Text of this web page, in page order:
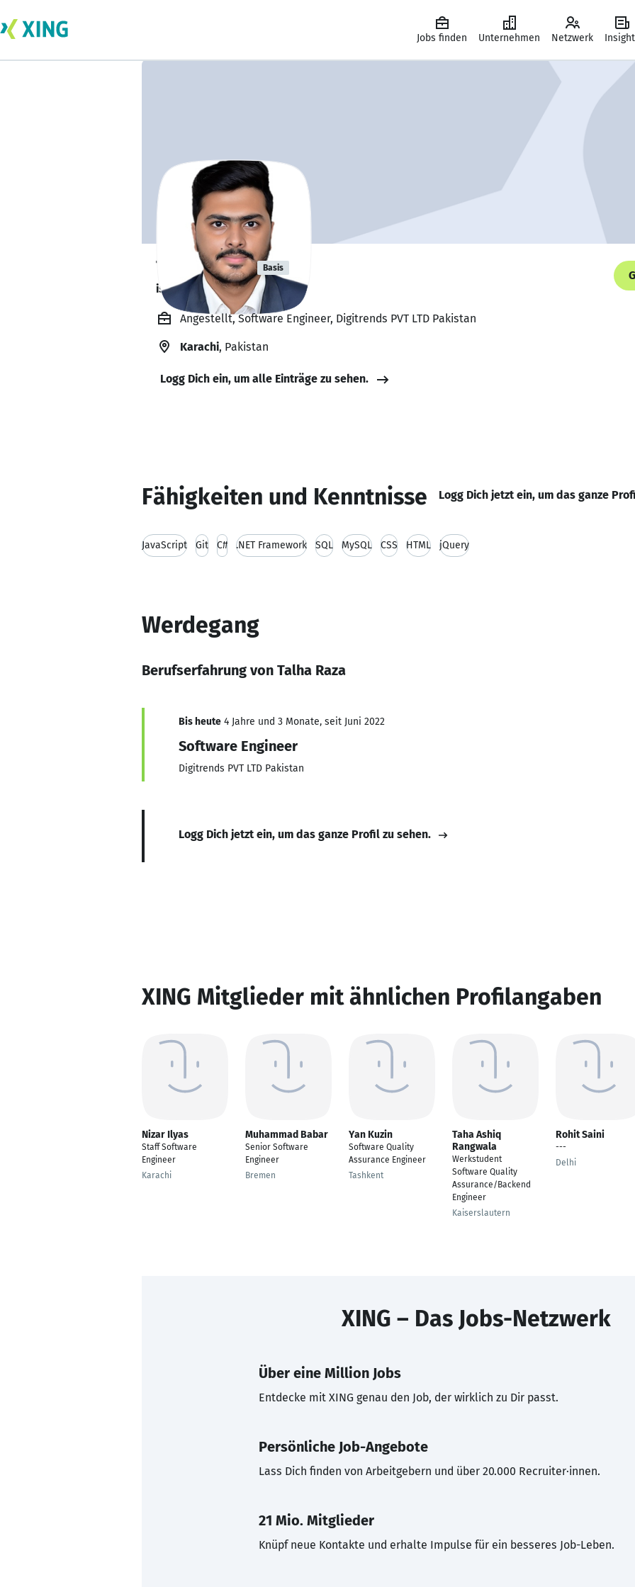
Jobs finden Unternehmen Netzwerk
Talha Raza Basis
is researching.
Angestellt, Software Engineer, Digitrends PVT LTD Pakistan
Karachi, Pakistan
Logg Dich ein, um alle Einträge zu sehen.
Fähigkeiten und Kenntnisse Logg Dich jetzt ein, um das ganze
JavaScript Git C# .NET Framework SQL MySQL CSS HTML jQuery
Werdegang
Berufserfahrung von Talha Raza
Bis heute 4 Jahre und 3 Monate, seit Juni 2022
Software Engineer
Digitrends PVT LTD Pakistan
Logg Dich jetzt ein, um das ganze Profil zu sehen.
XING Mitglieder mit ähnlichen Profilangaben
Nizar Ilyas
Staff Software
Engineer
Karachi
Muhammad Babar
Senior Software
Engineer
Bremen
Yan Kuzin
Software Quality
Assurance Engineer
Tashkent
Taha Ashiq
Rangwala
Werkstudent
Software Quality
Assurance/Backend
Engineer
Kaiserslautern
Rohit Saini
---
Delhi
XING – Das Jobs-Netzwerk
Über eine Million Jobs
Entdecke mit XING genau den Job, der wirklich zu Dir passt.
Persönliche Job-Angebote
Lass Dich finden von Arbeitgebern und über 20.000 Recruiter·innen.
21 Mio. Mitglieder
Knüpf neue Kontakte und erhalte Impulse für ein besseres Job-Leben.